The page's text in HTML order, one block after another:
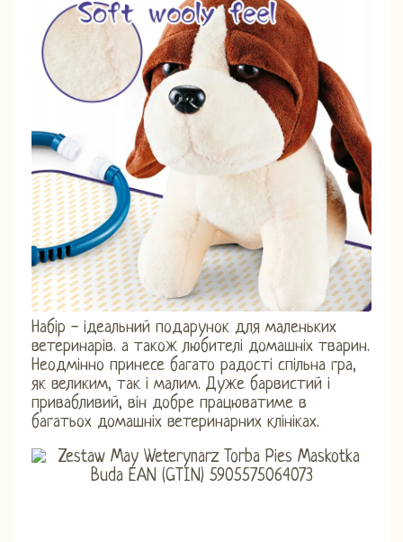
Набір - ідеальний подарунок для маленьких
ветеринарів. а також любителі домашніх тварин.
Неодмінно принесе багато радості спільна гра,
як великим, так і малим. Дуже барвистий і
привабливий, він добре працюватиме в
багатьох домашніх ветеринарних клініках.